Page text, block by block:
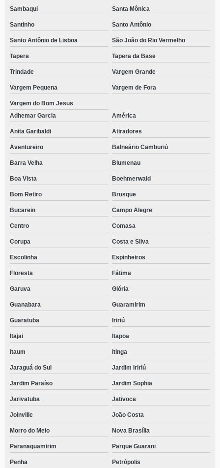
Sambaqui Santa Mônica
Santinho Santo Antônio
Santo Antônio de Lisboa São João do Rio Vermelho
Tapera Tapera da Base
Trindade Vargem Grande
Vargem Pequena Vargem de Fora
Vargem do Bom Jesus
Adhemar Garcia
América
Anita Garibaldi Atiradores
Aventureiro Balneário Camburiú
Barra Velha Blumenau
Boa Vista Boehmerwald
Bom Retiro Brusque
Bucarein Campo Alegre
Centro Comasa
Corupa Costa e Silva
Escolinha Espinheiros
Floresta Fátima
Garuva Glória
Guanabara Guaramirim
Guaratuba Iririú
Itajai Itapoa
Itaum Itinga
Jaraguá do Sul Jardim Iririú
Jardim Paraíso Jardim Sophia
Jarivatuba Jativoca
Joinville João Costa
Morro do Meio Nova Brasília
Paranaguamirim Parque Guarani
Penha Petrópolis